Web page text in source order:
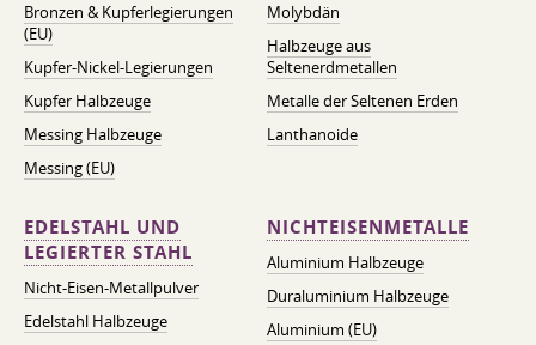
Bronzen & Kupferlegierungen
(EU)
Kupfer-Nickel-Legierungen
Kupfer Halbzeuge
Messing Halbzeuge
Messing (EU)
Molybdän
Halbzeuge aus
Seltenerdmetallen
Metalle der Seltenen Erden
Lanthanoide
EDELSTAHL UND
LEGIERTER STAHL
Nicht-Eisen-Metallpulver
Edelstahl Halbzeuge
NICHTEISENMETALLE
Aluminium Halbzeuge
Duraluminium Halbzeuge
Aluminium (EU)